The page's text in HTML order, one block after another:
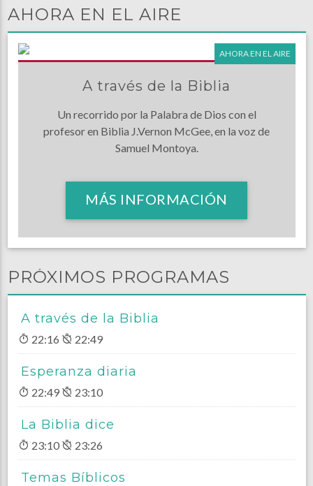
AHORA EN EL AIRE
AHORA EN EL AIRE
A través de la Biblia
Un recorrido por la Palabra de Dios con el
profesor en Biblia J.Vernon McGee, en la voz de
Samuel Montoya.
MÁS INFORMACIÓN
PRÓXIMOS PROGRAMAS
A través de la Biblia
22:16 22:49
Esperanza diaria
22:49 23:10
La Biblia dice
23:10 23:26
Temas Bíblicos